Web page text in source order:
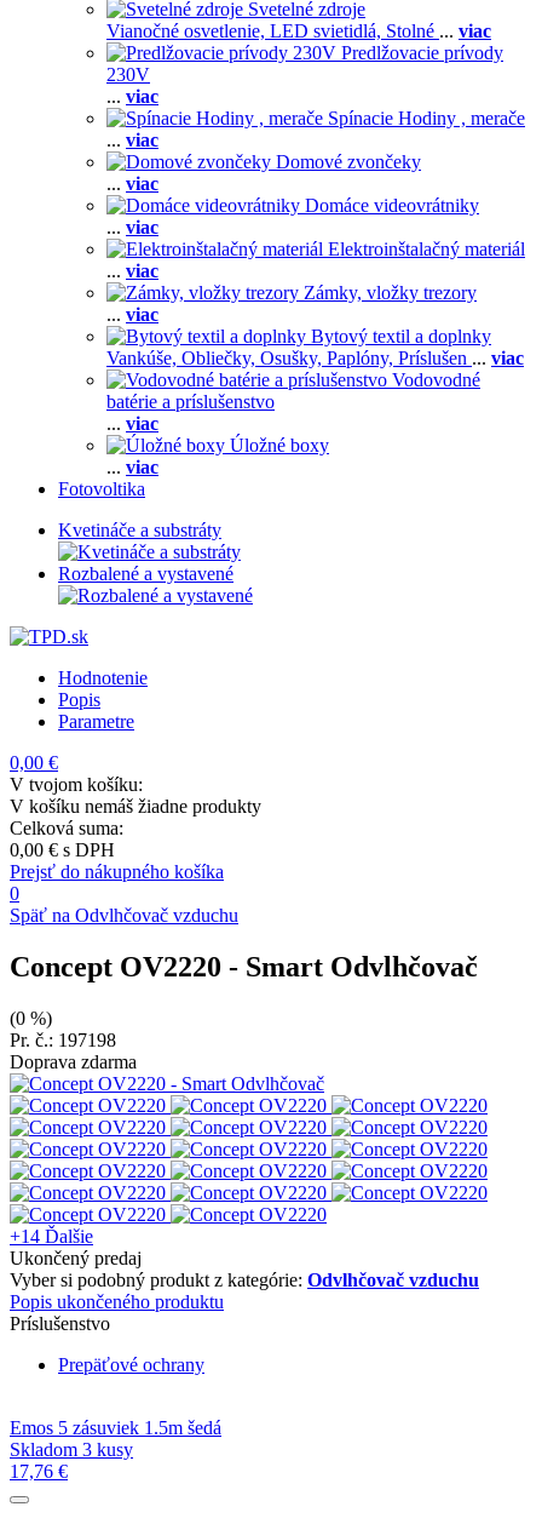
Svetelné zdroje
Vianočné osvetlenie, LED svietidlá, Stolné ... viac
Predlžovacie prívody
230V
... viac
Spínacie Hodiny , merače
... viac
Domové zvončeky
... viac
Domáce videovrátniky
... viac
Elektroinštalačný materiál
... viac
Zámky, vložky trezory
... viac
Bytový textil a doplnky
Vankúše, Obliečky, Osušky, Paplóny, Príslušen ... viac
Vodovodné
batérie a príslušenstvo
... viac
Úložné boxy
... viac
Fotovoltika
Kvetináče a substráty
Rozbalené a vystavené
Hodnotenie
Popis
Parametre
0,00 €
V tvojom košíku:
V košíku nemáš žiadne produkty
Celková suma:
0,00 € s DPH
Prejsť do nákupného košíka
0
Späť na Odvlhčovač vzduchu
Concept OV2220 - Smart Odvlhčovač
(0 %)
Pr. č.: 197198
Doprava zdarma
+14 Ďalšie
Ukončený predaj
Vyber si podobný produkt z kategórie: Odvlhčovač vzduchu
Popis ukončeného produktu
Príslušenstvo
Prepäťové ochrany
Emos 5 zásuviek 1.5m šedá
Skladom 3 kusy
17,76 €